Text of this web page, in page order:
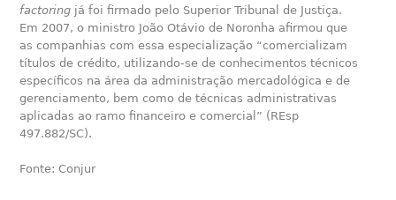
factoring já foi firmado pelo Superior Tribunal de Justiça.
Em 2007, o ministro João Otávio de Noronha afirmou que
as companhias com essa especialização “comercializam
títulos de crédito, utilizando-se de conhecimentos técnicos
específicos na área da administração mercadológica e de
gerenciamento, bem como de técnicas administrativas
aplicadas ao ramo financeiro e comercial” (REsp
497.882/SC).
Fonte: Conjur